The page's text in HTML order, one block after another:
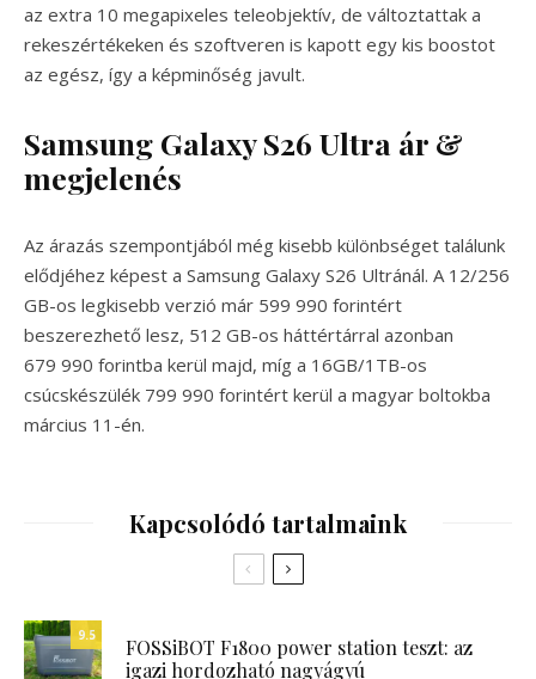
az extra 10 megapixeles teleobjektív, de változtattak a
rekeszértékeken és szoftveren is kapott egy kis boostot
az egész, így a képminőség javult.
Samsung Galaxy S26 Ultra ár &
megjelenés
Az árazás szempontjából még kisebb különbséget találunk
elődjéhez képest a Samsung Galaxy S26 Ultránál. A 12/256
GB-os legkisebb verzió már 599 990 forintért
beszerezhető lesz, 512 GB-os háttértárral azonban
679 990 forintba kerül majd, míg a 16GB/1TB-os
csúcskészülék 799 990 forintért kerül a magyar boltokba
március 11-én.
Kapcsolódó tartalmaink
9.5
FOSSiBOT F1800 power station teszt: az
igazi hordozható nagyágyú